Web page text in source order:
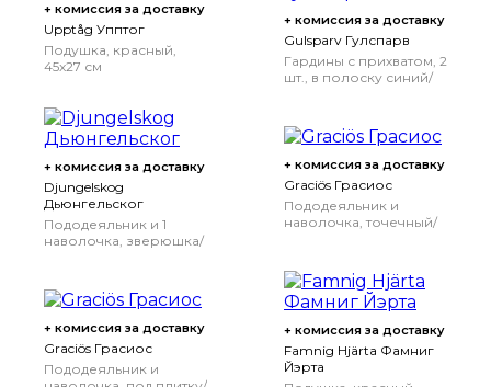
+ комиссия за доставку
Upptåg Упптог
Подушка, красный,
45x27 см
+ комиссия за доставку
Gulsparv Гулспарв
Гардины с прихватом, 2
шт., в полоску синий/
+ комиссия за доставку
Djungelskog
Дьюнгельског
Пододеяльник и 1
наволочка, зверюшка/
+ комиссия за доставку
Graciös Грасиос
Пододеяльник и
наволочка, точечный/
+ комиссия за доставку
Graciös Грасиос
Пододеяльник и
+ комиссия за доставку
Famnig Hjärta Фамниг
Йэрта